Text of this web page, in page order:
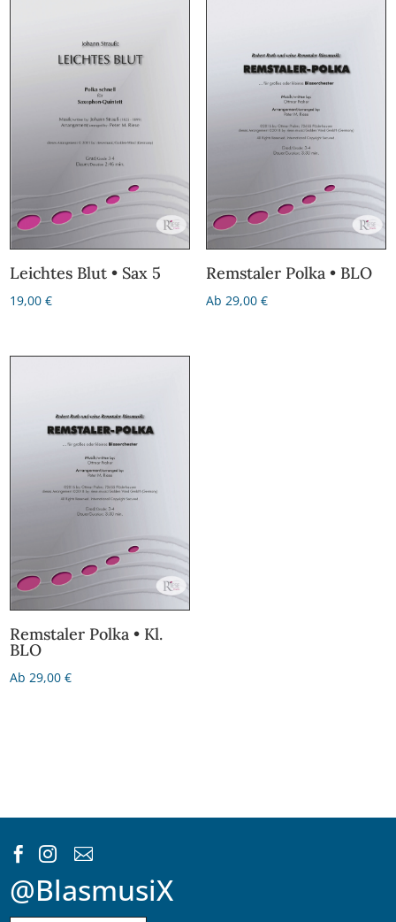
Leichtes Blut • Sax 5
19,00€
Remstaler Polka • BLO
Ab 29,00 €
Remstaler Polka • Kl.
BLO
Ab 29,00€
  
@BlasmusiX